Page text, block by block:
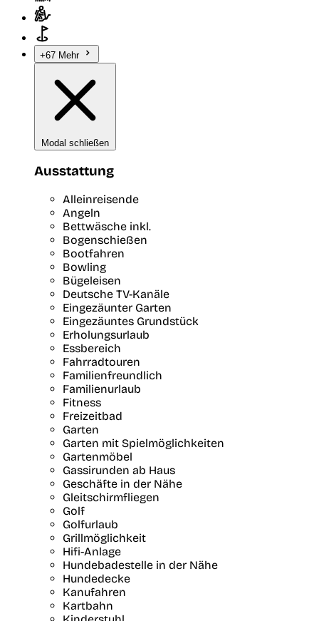
+67 Mehr
Modal schließen
Ausstattung
Alleinreisende
Angeln
Bettwäsche inkl.
Bogenschießen
Bootfahren
Bowling
Bügeleisen
Deutsche TV-Kanäle
Eingezäunter Garten
Eingezäuntes Grundstück
Erholungsurlaub
Essbereich
Fahrradtouren
Familienfreundlich
Familienurlaub
Fitness
Freizeitbad
Garten
Garten mit Spielmöglichkeiten
Gartenmöbel
Gassirunden ab Haus
Geschäfte in der Nähe
Gleitschirmfliegen
Golf
Golfurlaub
Grillmöglichkeit
Hifi-Anlage
Hundebadestelle in der Nähe
Hundedecke
Kanufahren
Kartbahn